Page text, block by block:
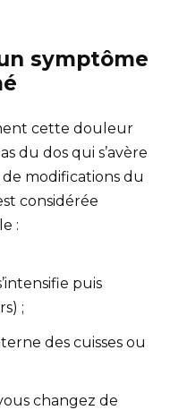
symptôme
cette douleur
du dos qui s’avère
modifications du
considérée
:
puis
;
des cuisses ou
changez de